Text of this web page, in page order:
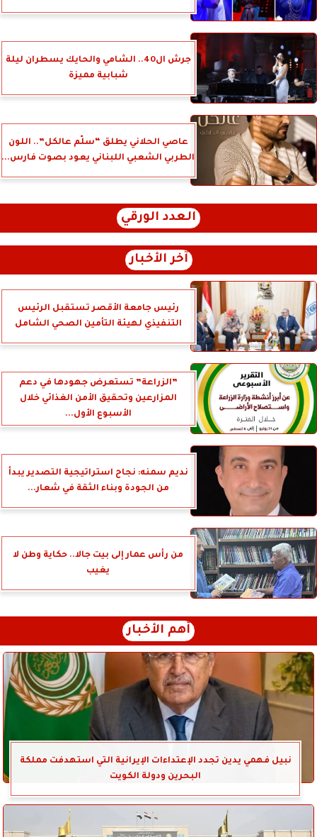
جرش ال40.. الشامي والحايك يسطران ليلة
شبابية مميزة
عاصي الحلاني يطلق “سلّم عالكل”.. اللون
الطربي الشعبي اللبناني يعود بصوت فارس...
العدد الورقي
آخر الأخبار
رئيس جامعة الأقصر تستقبل الرئيس
التنفيذي لهيئة التأمين الصحي الشامل
”الزراعة” تستعرض جهودها في دعم
المزارعين وتحقيق الأمن الغذائي خلال
الأسبوع الأول...
نديم سمنه: نجاح استراتيجية التصدير يبدأ
من الجودة وبناء الثقة في شعار...
من رأس عمار إلى بيت جالا.. حكاية وطن لا
يغيب
أهم الأخبار
نبيل فهمي يدين تجدد الإعتداءات الإيرانية التي استهدفت مملكة
البحرين ودولة الكويت